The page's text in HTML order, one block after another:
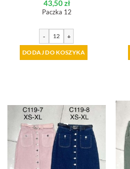
43,50zł
Paczka 12
- +
DODAJ DO KOSZYKA